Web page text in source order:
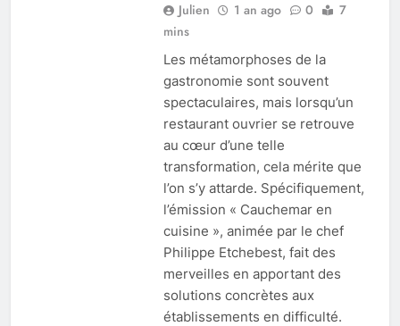
Julien 1 an ago 0
7
mins
Les métamorphoses de la
gastronomie sont souvent
spectaculaires, mais lorsqu’un
restaurant ouvrier se retrouve
au cœur d’une telle
transformation, cela mérite que
l’on s’y attarde. Spécifiquement,
l’émission « Cauchemar en
cuisine », animée par le chef
Philippe Etchebest, fait des
merveilles en apportant des
solutions concrètes aux
établissements en difficulté.